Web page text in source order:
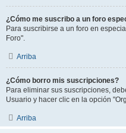
¿Cómo me suscribo a un foro
Para suscribirse a un foro en
Foro".
Arriba
¿Cómo borro mis suscripciones?
Para eliminar sus suscripciones,
Usuario y hacer clic en la opción
Arriba